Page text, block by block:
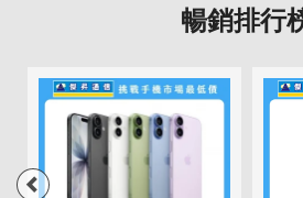
暢銷排行